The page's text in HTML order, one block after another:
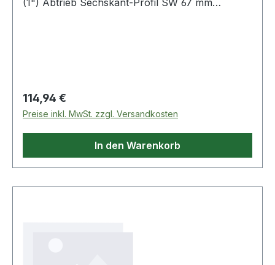
(1") Abtrieb Sechskant-Profil SW 67 mm
Regulärer Preis:
114,94 €
Preise inkl. MwSt. zzgl. Versandkosten
In den Warenkorb